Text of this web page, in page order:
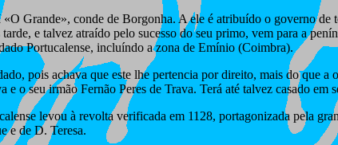
Grande», conde de Borgonha. A ele é atribuído o governo de
e talvez atraído pelo sucesso do seu primo, vem para a
Portucalense, incluíndo a zona de Emínio (Coimbra).
pois achava que este lhe pertencia por direito, mais do que
o seu irmão Fernão Peres de Trava. Terá até talvez casado
levou à revolta verificada em 1128, portagonizada pela
e de D. Teresa.